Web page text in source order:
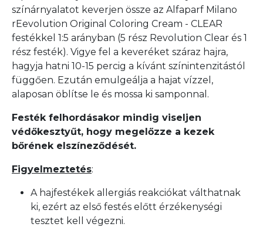
színárnyalatot keverjen össze az Alfaparf Milano
rEevolution Original Coloring Cream - CLEAR
festékkel 1:5 arányban (5 rész Revolution Clear és 1
rész festék). Vigye fel a keveréket száraz hajra,
hagyja hatni 10-15 percig a kívánt színintenzitástól
függően. Ezután emulgeálja a hajat vízzel,
alaposan öblítse le és mossa ki samponnal.
Festék felhordásakor mindig viseljen
védőkesztyűt, hogy megelőzze a kezek
bőrének elszíneződését.
Figyelmeztetés:
A hajfestékek allergiás reakciókat válthatnak
ki, ezért az első festés előtt érzékenységi
tesztet kell végezni.